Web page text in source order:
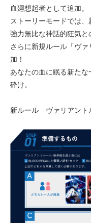
血廻想起者として追加。
ストーリーモードでは
強力無比な神話的狂気と
さらに新規ルール「ヴ
加！
あなたの血に眠る新た
砕け。
新ルール ヴァリアント